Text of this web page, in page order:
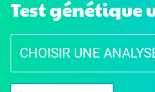
Test génétique